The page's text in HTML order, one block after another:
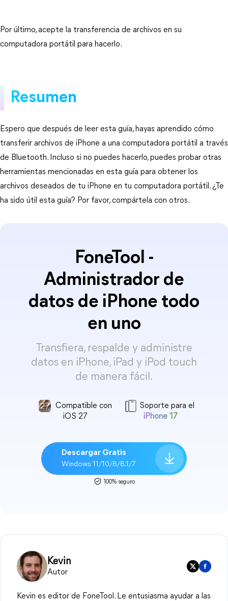
Por último, acepte la transferencia de archivos en su
computadora portátil para hacerlo.
Resumen
Espero que después de leer esta guía, hayas aprendido cómo
transferir archivos de iPhone a una computadora portátil a través
de Bluetooth. Incluso si no puedes hacerlo, puedes probar otras
herramientas mencionadas en esta guía para obtener los
archivos deseados de tu iPhone en tu computadora portátil. ¿Te
ha sido útil esta guía? Por favor, compártela con otros.
FoneTool -
Administrador de
datos de iPhone todo
en uno
Transfiera, respalde y administre
datos en iPhone, iPad y iPod touch
de manera fácil.
Compatible con
iOS 27
Soporte para el
iPhone 17
Descargar Gratis
Windows 11/10/8/8.1/7
100% seguro
Kevin
Autor
Kevin es editor de FoneTool. Le entusiasma ayudar a las